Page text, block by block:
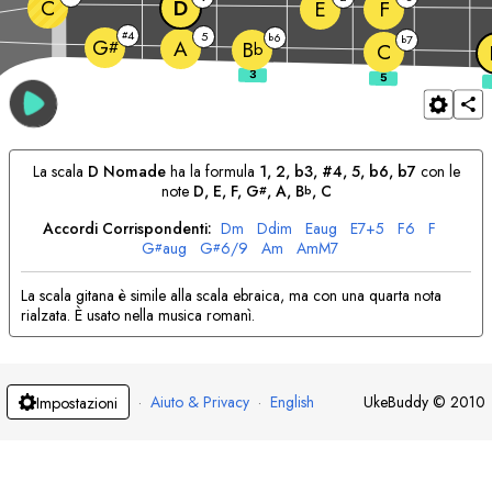
G#
#4 A 5 Bb
b6 C b7
C D E F
La scala D Nomadeha la formula 1, 2, b3, #4, 5, b6, b7con le
note D, E, F, G#, A, Bb, C
Accordi Corrispondenti: Dm Ddim Eaug E7+5 F6
F
G#aug G#6/9 Am AmM7
La scala gitana è simile alla scala ebraica, ma con una quarta nota
rialzata. È usato nella musica romanì.
Impostazioni · Aiuto & Privacy · English UkeBuddy © 2010